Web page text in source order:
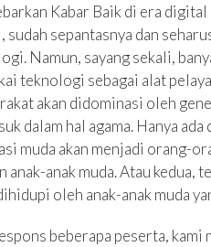
Kabar Baik di era
sudah sepantasnya dan
Namun, sayang sekali,
teknologi sebagai alat
akan didominasi oleh
dalam hal agama. Hanya
muda akan menjadi orang-
anak-anak muda. Atau
oleh anak-anak muda
beberapa peserta, kami